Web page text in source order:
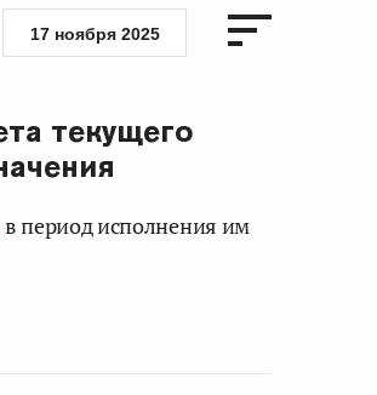
17 ноября 2025
текущего
в период исполнения им